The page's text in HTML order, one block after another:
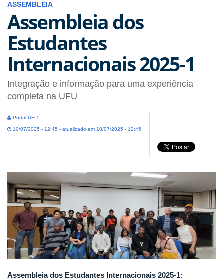
ASSEMBLEIA
Assembleia dos
Estudantes
Internacionais 2025-1
Integração e informação para uma experiência
completa na UFU
Portal UFU
10/07/2025 - 12:45 - atualizado em 10/07/2025 - 12:45
Assembleia dos Estudantes Internacionais 2025-1: